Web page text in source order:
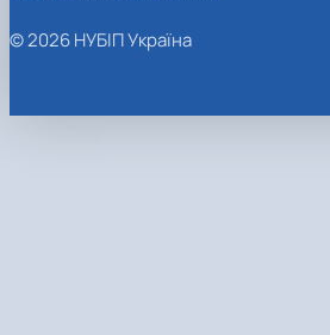
© 2026 НУБІП Україна